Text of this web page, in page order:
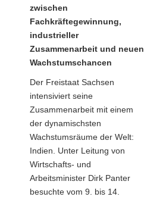
zwischen
Fachkräftegewinnung,
industrieller
Zusammenarbeit und neuen
Wachstumschancen
Der Freistaat Sachsen
intensiviert seine
Zusammenarbeit mit einem
der dynamischsten
Wachstumsräume der Welt:
Indien. Unter Leitung von
Wirtschafts- und
Arbeitsminister Dirk Panter
besuchte vom 9. bis 14.